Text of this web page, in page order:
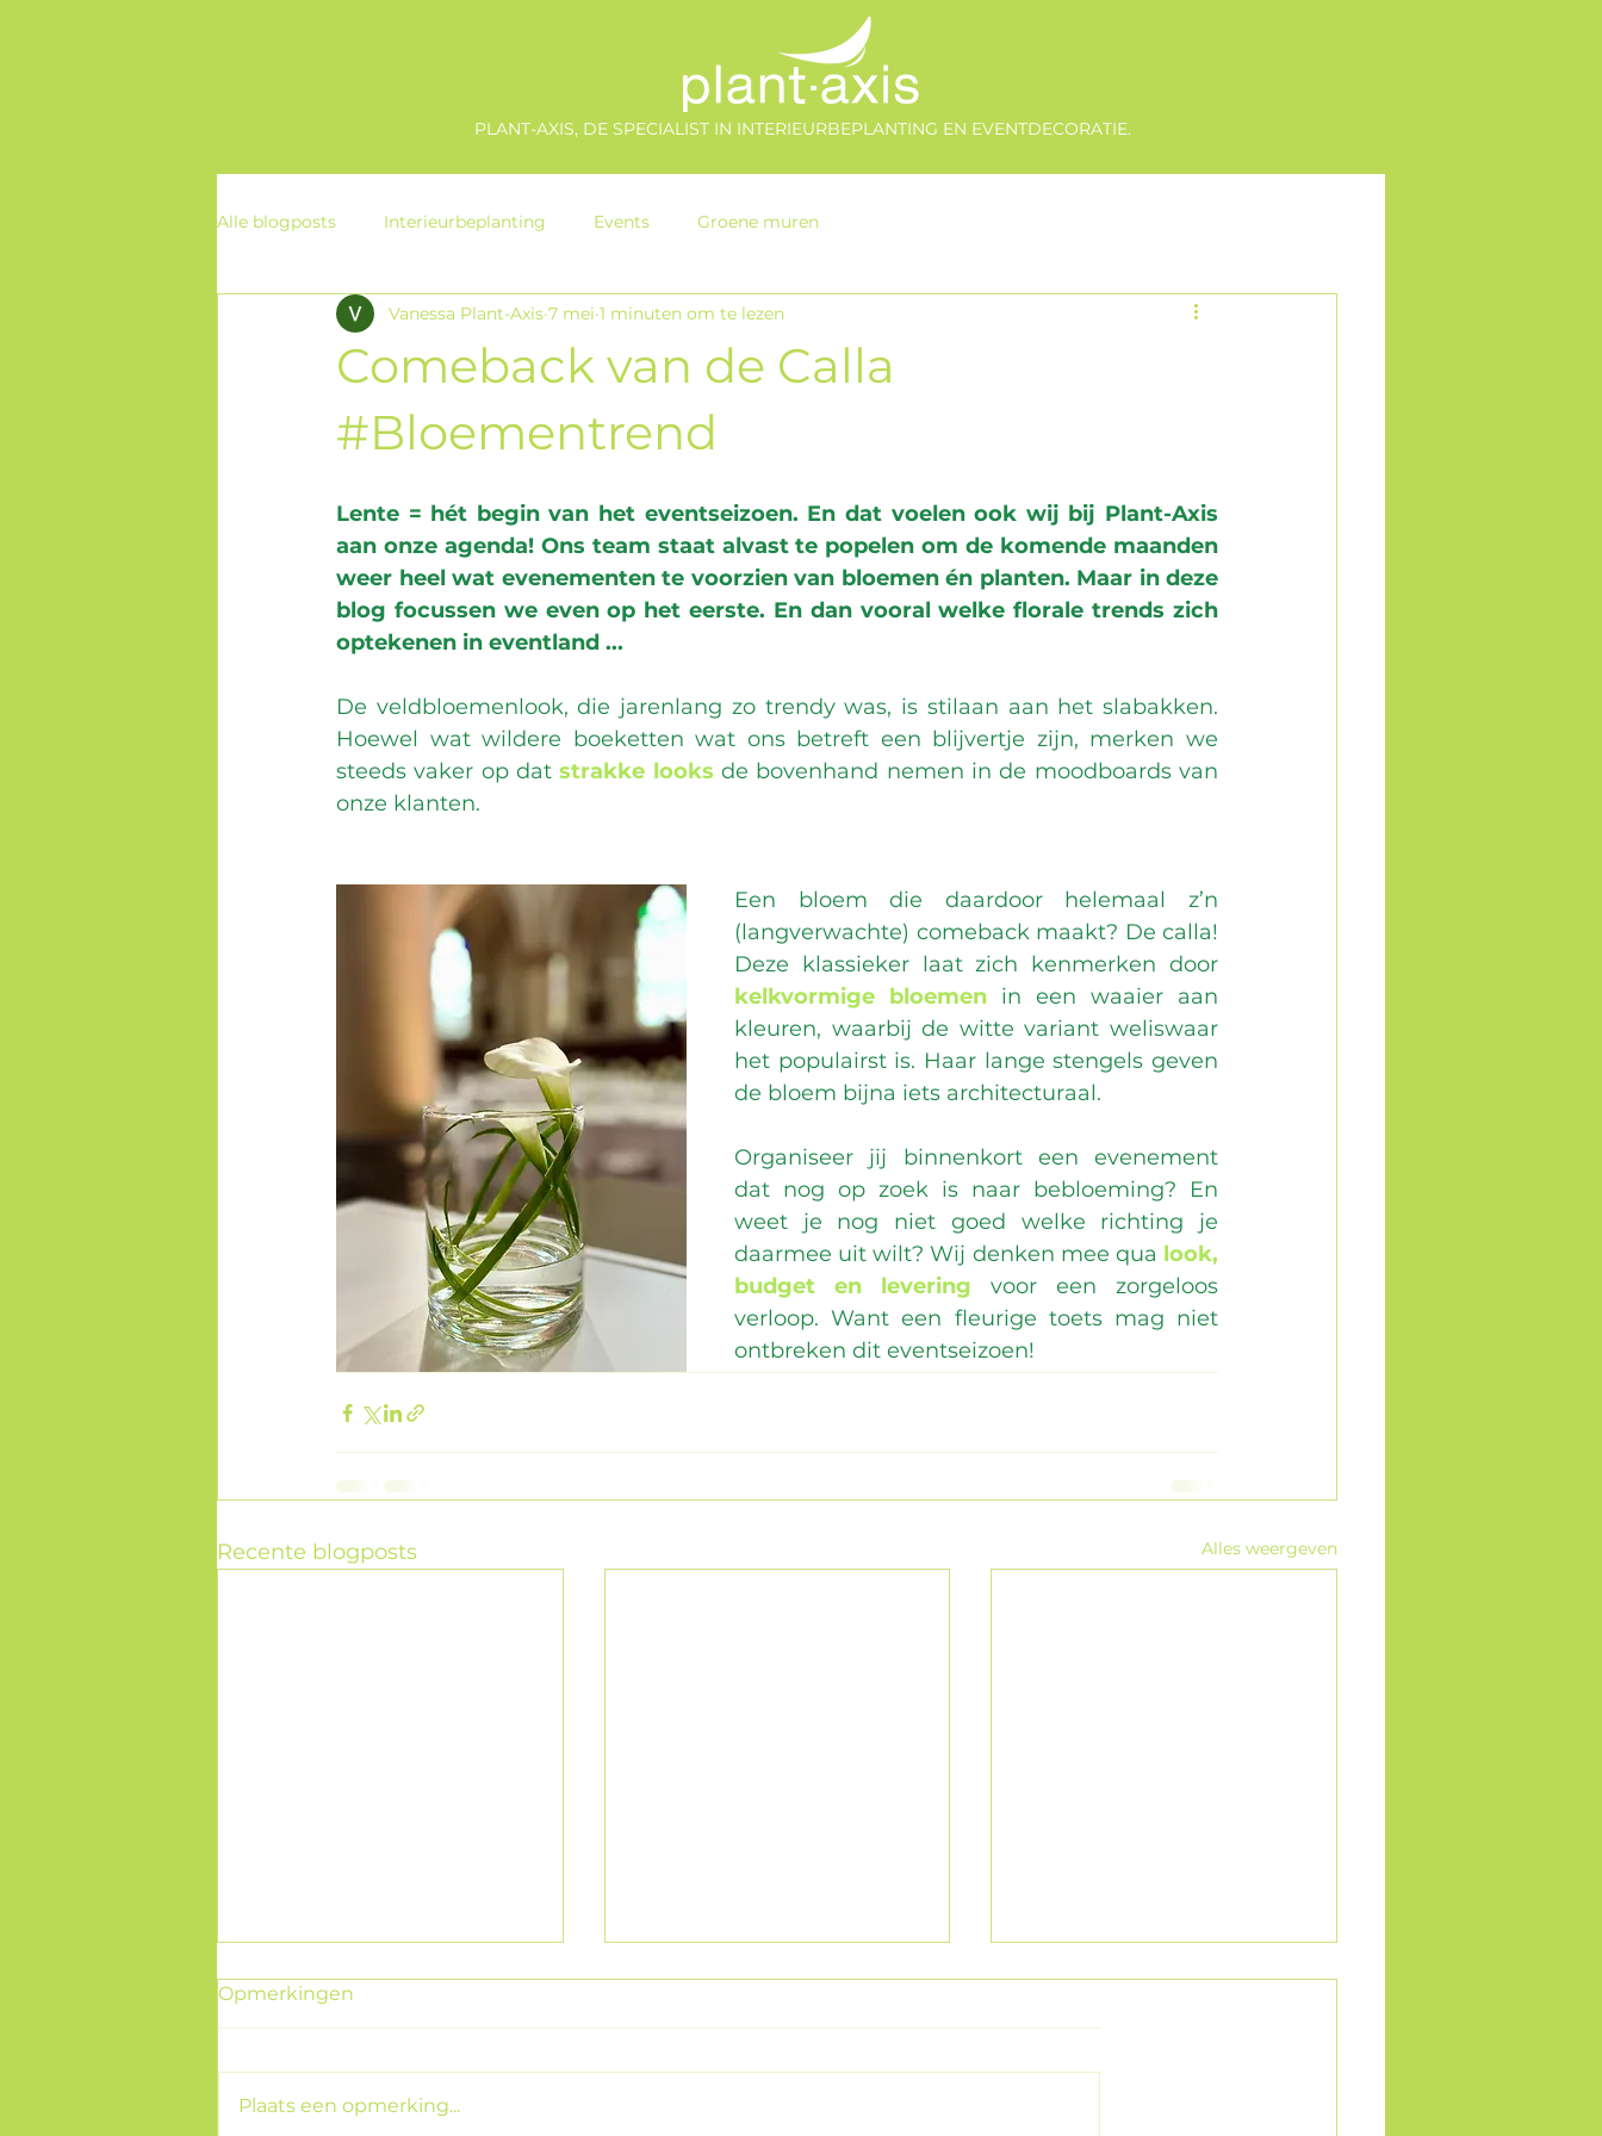
PLANT-AXIS, DE SPECIALIST IN INTERIEURBEPLANTING EN EVENTDECORATIE.
Alle blogposts Interieurbeplanting Events Groene muren
Comeback van de Calla
#Bloementrend
Vanessa Plant-Axis 7 mei 1 minuten om te lezen
Lente = hét begin van het eventseizoen. En dat voelen ook wij bij Plant-Axis
aan onze agenda! Ons team staat alvast te popelen om de komende maanden
weer heel wat evenementen te voorzien van bloemen én planten. Maar in deze
blog focussen we even op het eerste. En dan vooral welke florale trends zich
optekenen in eventland ...
De veldbloemenlook, die jarenlang zo trendy was, is stilaan aan het slabakken.
Hoewel wat wildere boeketten wat ons betreft een blijvertje zijn, merken we
steeds vaker op dat strakke looks de bovenhand nemen in de moodboards van
onze klanten.
Een bloem die daardoor helemaal z’n
(langverwachte) comeback maakt? De calla!
kelkvormige bloemen in een waaier aan
kleuren, waarbij de witte variant weliswaar
het populairst is. Haar lange stengels geven
de bloem bijna iets architecturaal.
Organiseer jij binnenkort een evenement
dat nog op zoek is naar bebloeming? En
weet je nog niet goed welke richting je
daarmee uit wilt? Wij denken mee qua look,
budget en levering voor een zorgeloos
verloop. Want een fleurige toets mag niet
ontbreken dit eventseizoen!
Recente blogposts Alles weergeven
Opmerkingen
Plaats een opmerking...